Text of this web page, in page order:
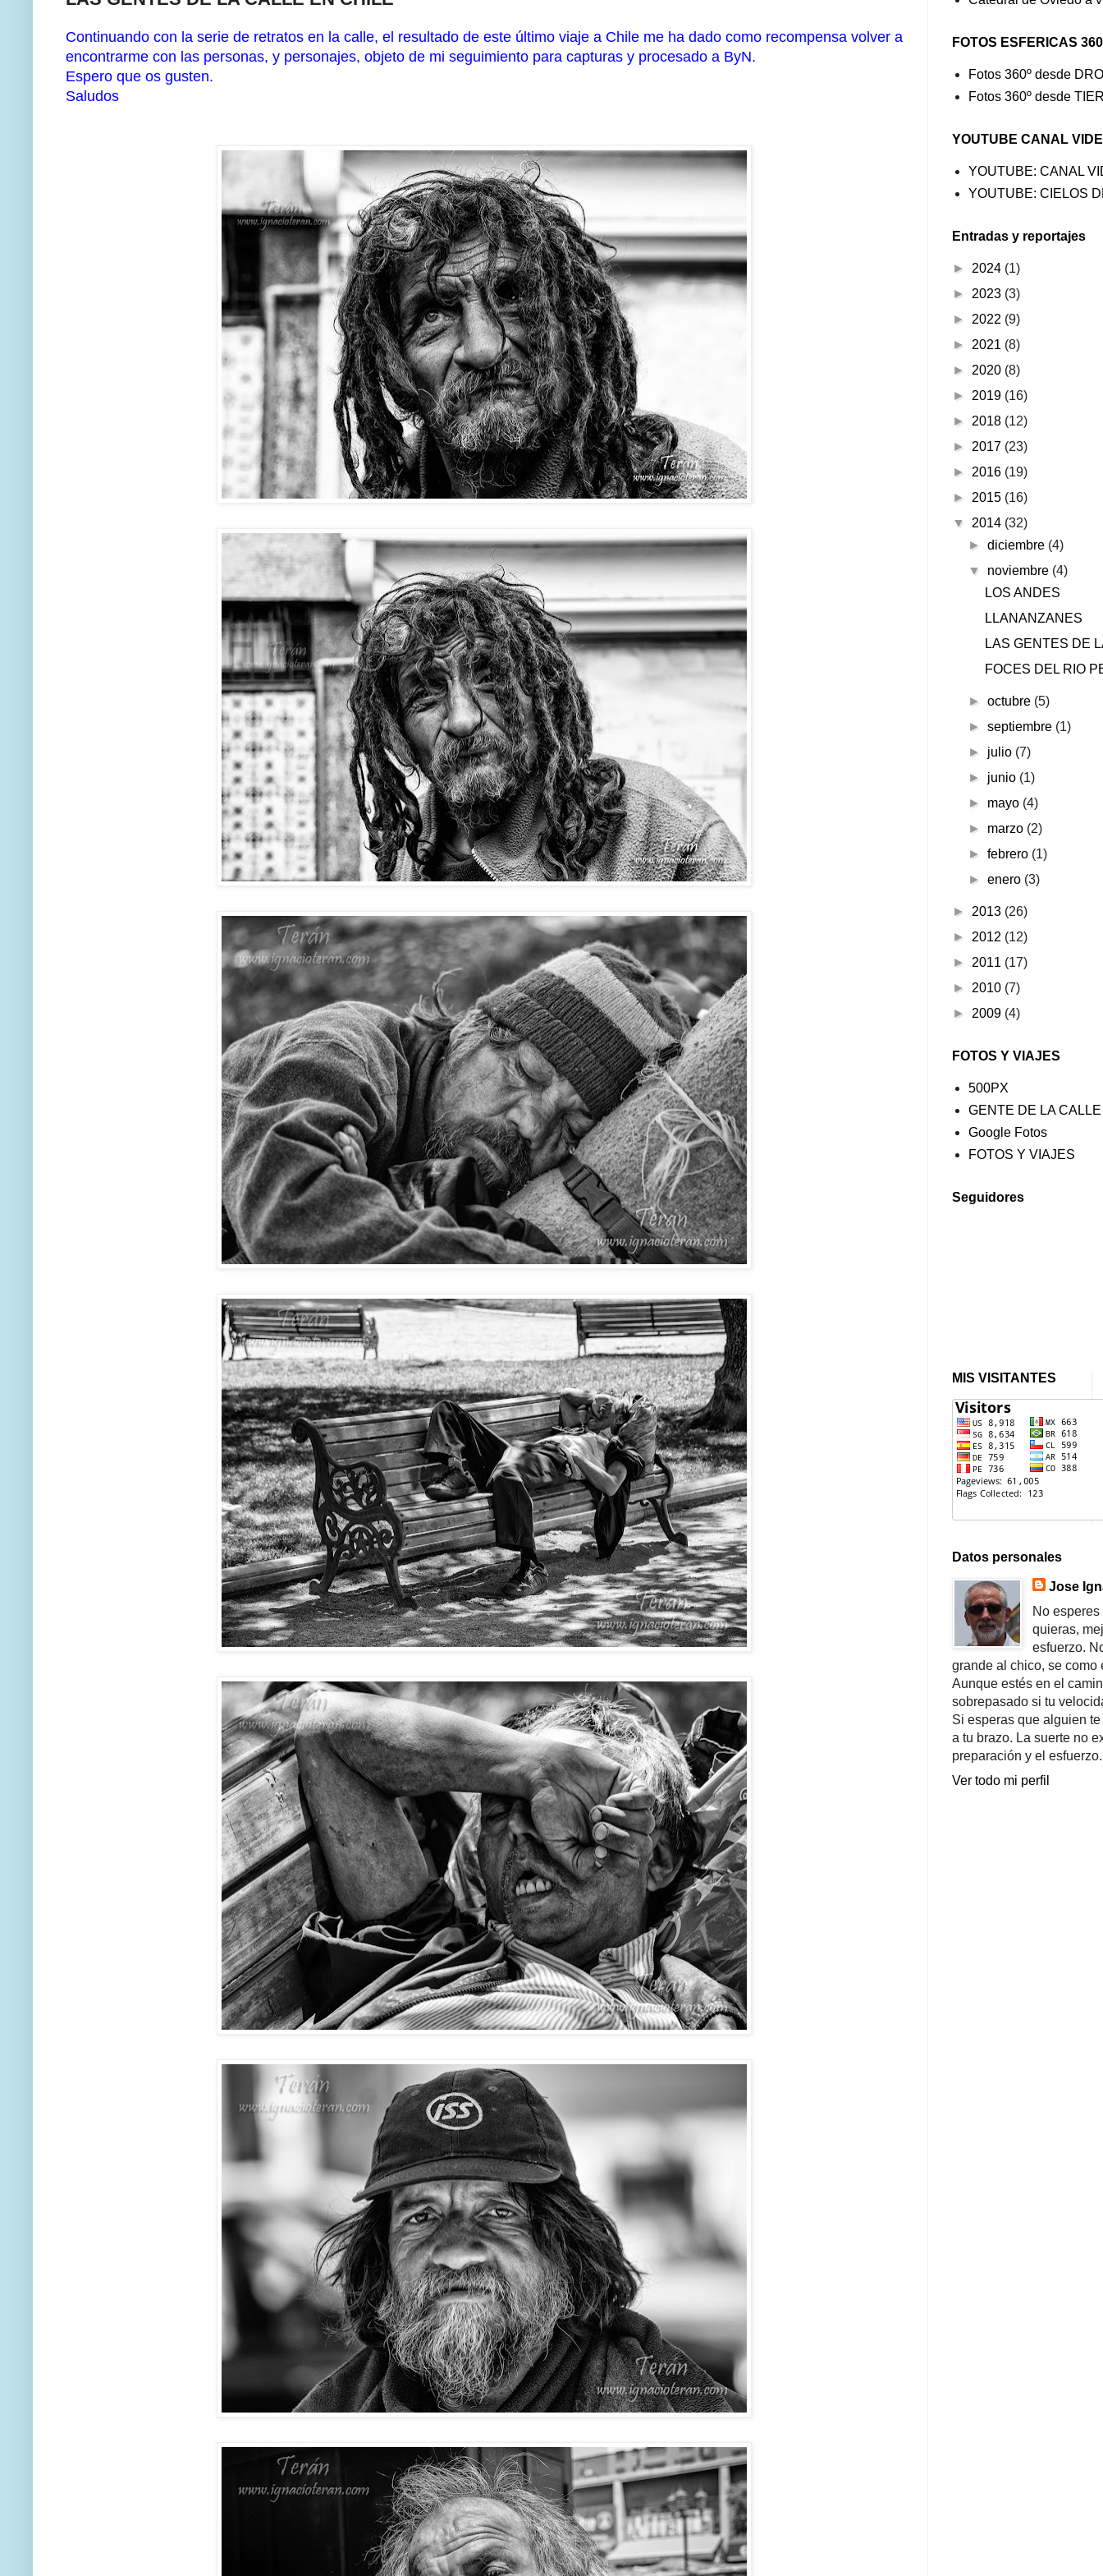
Continuando con la serie de retratos en la calle, el resultado de este último viaje a Chile me ha dado como recompensa volver a
encontrarme con las personas, y personajes, objeto de mi seguimiento para capturas y procesado a ByN.
Espero que os gusten.
Saludos
FOTOS ESFERICAS
Fotos 360º desde
Fotos 360º desde
YOUTUBE CANAL
YOUTUBE: CANAL
YOUTUBE: CIELOS
Entradas y reportajes
► 2024 (1)
► 2023 (3)
► 2022 (9)
► 2021 (8)
► 2020 (8)
► 2019 (16)
► 2018 (12)
► 2017 (23)
► 2016 (19)
► 2015 (16)
▼ 2014 (32)
►diciembre (4)
▼ noviembre (4)
LOS ANDES
LLANANZANES
LAS GENTES DE
FOCES DEL RIO
►octubre (5)
►septiembre (1)
► julio (7)
► junio (1)
► mayo (4)
► marzo (2)
►febrero (1)
►enero (3)
► 2013 (26)
► 2012 (12)
► 2011 (17)
► 2010 (7)
► 2009 (4)
FOTOS Y VIAJES
500PX
GENTE DE LA
Google Fotos
FOTOS Y VIAJES
Seguidores
MIS VISITANTES
Datos personales
Jose
No
quieras,
esfuerzo.
grande al chico, se como
Aunque estés en el
sobrepasado si tu
Si esperas que alguien
a tu brazo. La suerte no
preparación y el esfuerzo.
Ver todo mi perfil